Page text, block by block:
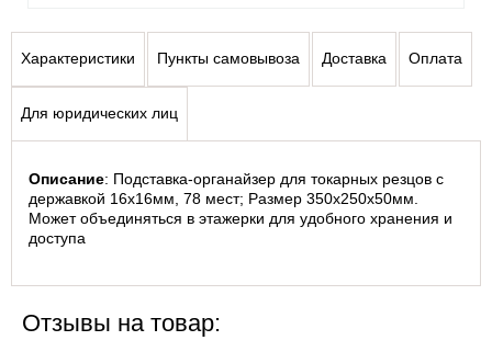
Характеристики Пункты самовывоза Доставка Оплата
Для юридических лиц
Описание: Подставка-органайзер для токарных резцов с
державкой 16x16мм, 78 мест; Размер 350х250х50мм.
Может объединяться в этажерки для удобного хранения и
доступа
Отзывы на товар: